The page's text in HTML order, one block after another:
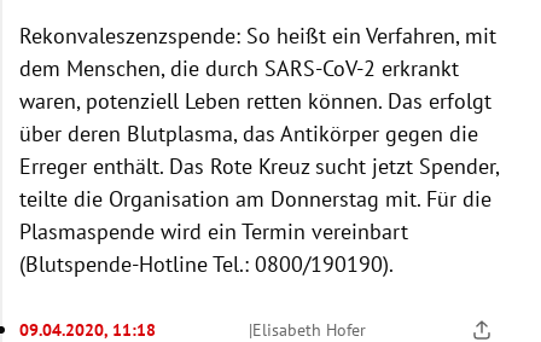
Rekonvaleszenzspende: So heißt ein Verfahren, mit
dem Menschen, die durch SARS-CoV-2 erkrankt
waren, potenziell Leben retten können. Das erfolgt
über deren Blutplasma, das Antikörper gegen die
Erreger enthält. Das Rote Kreuz sucht jetzt Spender,
teilte die Organisation am Donnerstag mit. Für die
Plasmaspende wird ein Termin vereinbart
(Blutspende-Hotline Tel.: 0800/190190).
09.04.2020, 11:18 |Elisabeth Hofer